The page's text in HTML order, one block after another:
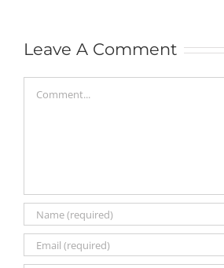
Leave A Comment